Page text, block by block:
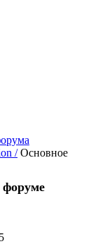
/ Основное